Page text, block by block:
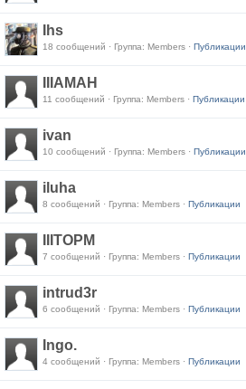
Ihs
18 сообщений · Группа: Members · Публикации
IIIAMAH
11 сообщений · Группа: Members · Публикации
ivan
10 сообщений · Группа: Members · Публикации
iluha
8 сообщений · Группа: Members · Публикации
IIITOPM
7 сообщений · Группа: Members · Публикации
intrud3r
6 сообщений · Группа: Members · Публикации
Ingo.
4 сообщений · Группа: Members · Публикации